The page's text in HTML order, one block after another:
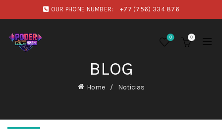
OUR PHONE NUMBER: +77 (756) 334 876
0 0
BLOG
Home Noticias